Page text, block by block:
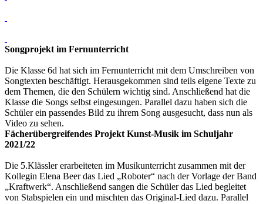
Songprojekt im Fernunterricht
Die Klasse 6d hat sich im Fernunterricht mit dem Umschreiben von
Songtexten beschäftigt. Herausgekommen sind teils eigene Texte zu
dem Themen, die den Schülern wichtig sind. Anschließend hat die
Klasse die Songs selbst eingesungen. Parallel dazu haben sich die
Schüler ein passendes Bild zu ihrem Song ausgesucht, dass nun als
Video zu sehen.
Fächerübergreifendes Projekt Kunst-Musik im Schuljahr
2021/22
Die 5.Klässler erarbeiteten im Musikunterricht zusammen mit der
Kollegin Elena Beer das Lied „Roboter“ nach der Vorlage der Band
„Kraftwerk“. Anschließend sangen die Schüler das Lied begleitet
von Stabspielen ein und mischten das Original-Lied dazu. Parallel